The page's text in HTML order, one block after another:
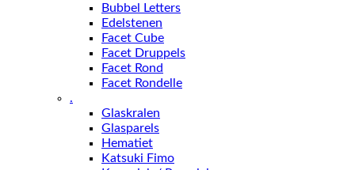
Bubbel Letters
Edelstenen
Facet Cube
Facet Druppels
Facet Rond
Facet Rondelle
.
Glaskralen
Glasparels
Hematiet
Katsuki Fimo